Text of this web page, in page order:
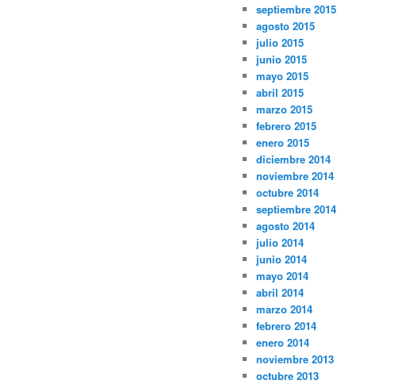
septiembre 2015
agosto 2015
julio 2015
junio 2015
mayo 2015
abril 2015
marzo 2015
febrero 2015
enero 2015
diciembre 2014
noviembre 2014
octubre 2014
septiembre 2014
agosto 2014
julio 2014
junio 2014
mayo 2014
abril 2014
marzo 2014
febrero 2014
enero 2014
noviembre 2013
octubre 2013